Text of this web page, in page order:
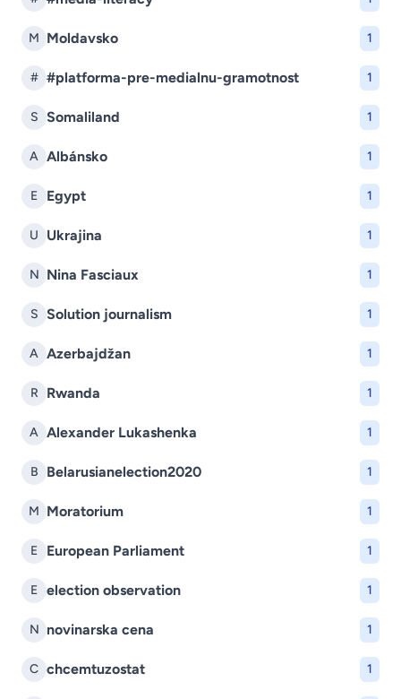
M Moldavsko 1
# #platforma-pre-medialnu-gramotnost 1
S Somaliland 1
A Albánsko 1
E Egypt 1
U Ukrajina 1
N Nina Fasciaux 1
S Solution journalism 1
A Azerbajdžan 1
R Rwanda 1
A Alexander Lukashenka 1
B Belarusianelection2020 1
M Moratorium 1
E European Parliament 1
E election observation 1
N novinarska cena 1
C chcemtuzostat 1